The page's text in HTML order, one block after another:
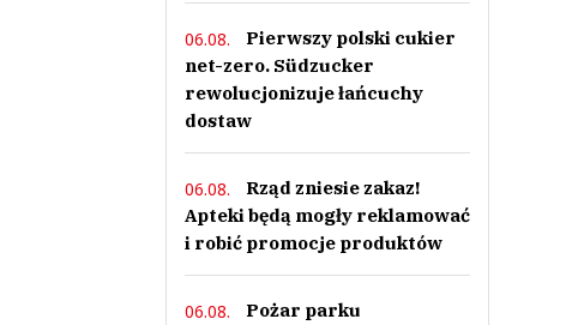
06.08.
Pierwszy polski cukier
net-zero. Südzucker
rewolucjonizuje łańcuchy
dostaw
06.08.
Rząd zniesie zakaz!
Apteki będą mogły reklamować
i robić promocje produktów
06.08.
Pożar parku